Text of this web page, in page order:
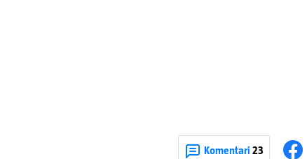
Komentari 23